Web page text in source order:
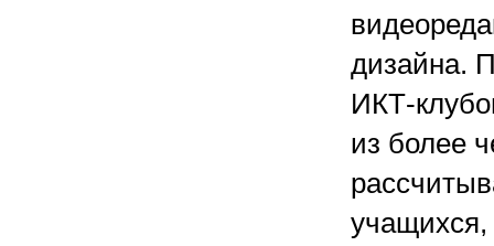
дизайна.
ИКТ-
из более
учащихся,